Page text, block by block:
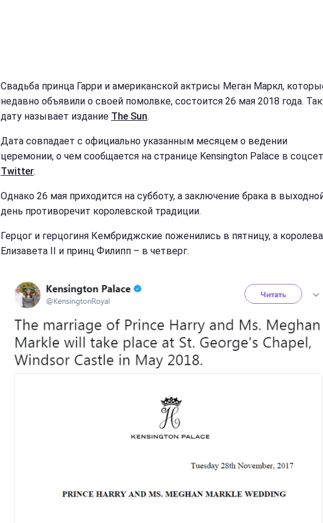
Свадьба принца Гарри и американской актрисы Меган Маркл,
недавно объявили о своей помолвке, состоится 26 мая 2018 года.
дату называет издание The Sun.
Дата совпадает с официально указанным месяцем о ведении
церемонии, о чем сообщается на странице Kensington Palace в
Twitter.
Однако 26 мая приходится на субботу, а заключение брака в
день противоречит королевской традиции.
Герцог и герцогиня Кембриджские поженились в пятницу, а королева
Елизавета II и принц Филипп – в четверг.